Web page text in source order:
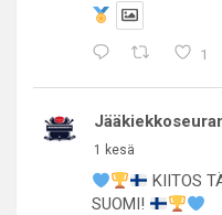
1
1 kesä
KIITOS
SUOMI!